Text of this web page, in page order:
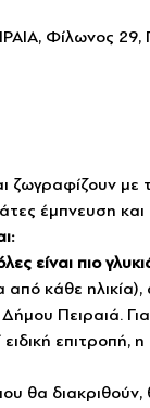
Φίλωνος 29,
ζωγραφίζουν
έμπνευση και
είναι πιο
κάθε ηλικία),
Πειραιά.
επιτροπή,
θα